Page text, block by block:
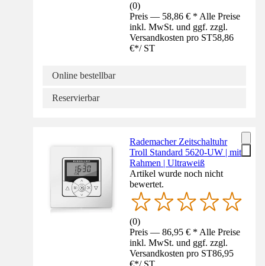
(0)
Preis — 58,86 € * Alle Preise
inkl. MwSt. und ggf. zzgl.
Versandkosten pro ST58,86
€*/ ST
Online bestellbar
Reservierbar
Rademacher Zeitschaltuhr
Troll Standard 5620-UW | mit
Rahmen | Ultraweiß
Artikel wurde noch nicht
bewertet.
(0)
Preis — 86,95 € * Alle Preise
inkl. MwSt. und ggf. zzgl.
Versandkosten pro ST86,95
€*/ ST